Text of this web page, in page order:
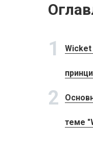
1
2
теме